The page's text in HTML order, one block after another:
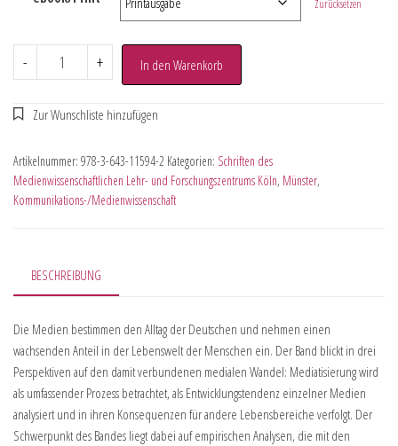
Zurücksetzen
- + In den Warenkorb
Artikelnummer: 978-3-643-11594-2 Kategorien: Schriften des
Medienwissenschaftlichen Lehr- und Forschungszentrums Köln, Münster,
Kommunikations-/Medienwissenschaft
BESCHREIBUNG
Die Medien bestimmen den Alltag der Deutschen und nehmen einen
wachsenden Anteil in der Lebenswelt der Menschen ein. Der Band blickt in drei
Perspektiven auf den damit verbundenen medialen Wandel: Mediatisierung wird
als umfassender Prozess betrachtet, als Entwicklungstendenz einzelner Medien
analysiert und in ihren Konsequenzen für andere Lebensbereiche verfolgt. Der
Schwerpunkt des Bandes liegt dabei auf empirischen Analysen, die mit den